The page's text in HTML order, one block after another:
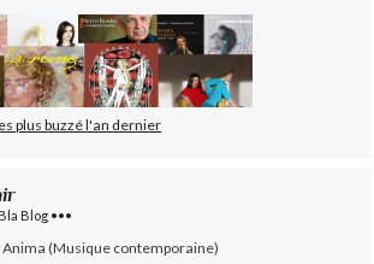
plus buzzé l'an dernier
Blog •••
Anima (Musique contemporaine)